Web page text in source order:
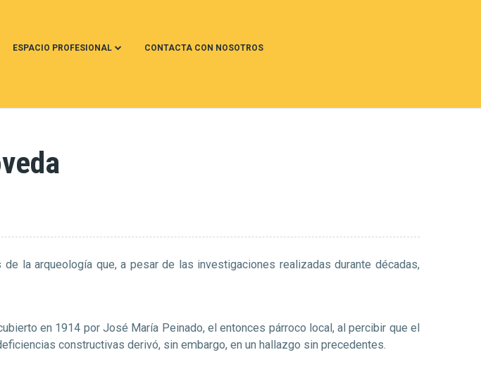
ESPACIO PROFESIONAL CONTACTA CON NOSOTROS
la arqueología que, a pesar de las investigaciones realizadas durante décadas,
en 1914 por José María Peinado, el entonces párroco local, al percibir que el
constructivas derivó, sin embargo, en un hallazgo sin precedentes.